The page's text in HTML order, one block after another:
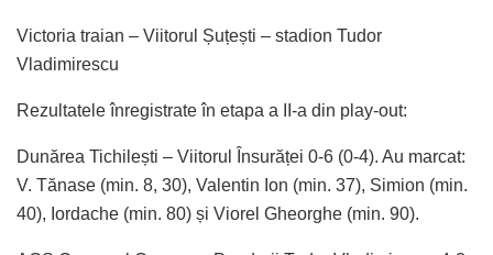
Victoria traian – Viitorul Șuțești – stadion Tudor
Vladimirescu
Rezultatele înregistrate în etapa a II-a din play-out:
Dunărea Tichilești – Viitorul Însurăței 0-6 (0-4). Au marcat:
V. Tănase (min. 8, 30), Valentin Ion (min. 37), Simion (min.
40), Iordache (min. 80) și Viorel Gheorghe (min. 90).